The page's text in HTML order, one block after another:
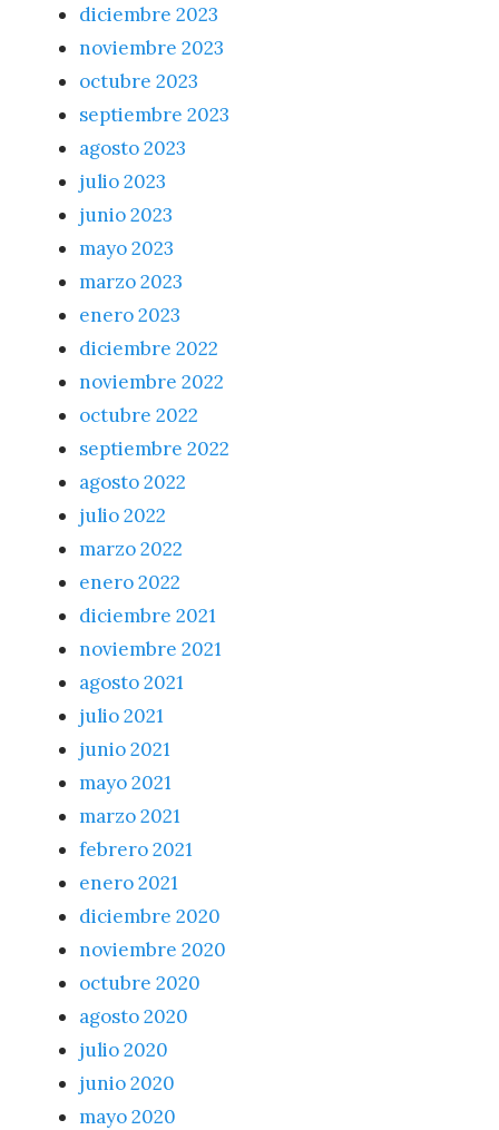
diciembre 2023
noviembre 2023
octubre 2023
septiembre 2023
agosto 2023
julio 2023
junio 2023
mayo 2023
marzo 2023
enero 2023
diciembre 2022
noviembre 2022
octubre 2022
septiembre 2022
agosto 2022
julio 2022
marzo 2022
enero 2022
diciembre 2021
noviembre 2021
agosto 2021
julio 2021
junio 2021
mayo 2021
marzo 2021
febrero 2021
enero 2021
diciembre 2020
noviembre 2020
octubre 2020
agosto 2020
julio 2020
junio 2020
mayo 2020